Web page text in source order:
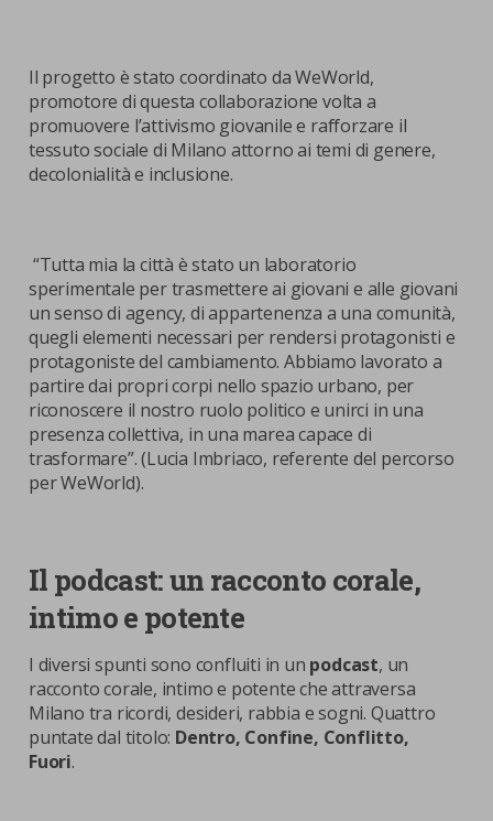
Il progetto è stato coordinato da WeWorld,
promotore di questa collaborazione volta a
promuovere l’attivismo giovanile e rafforzare il
tessuto sociale di Milano attorno ai temi di genere,
decolonialità e inclusione.
“Tutta mia la città è stato un laboratorio
sperimentale per trasmettere ai giovani e alle giovani
un senso di agency, di appartenenza a una comunità,
quegli elementi necessari per rendersi protagonisti e
protagoniste del cambiamento. Abbiamo lavorato a
partire dai propri corpi nello spazio urbano, per
riconoscere il nostro ruolo politico e unirci in una
presenza collettiva, in una marea capace di
trasformare”. (Lucia Imbriaco, referente del percorso
per WeWorld).
Il podcast: un racconto corale,
intimo e potente
I diversi spunti sono confluiti in un podcast, un
racconto corale, intimo e potente che attraversa
Milano tra ricordi, desideri, rabbia e sogni. Quattro
puntate dal titolo: Dentro, Confine, Conflitto,
Fuori.